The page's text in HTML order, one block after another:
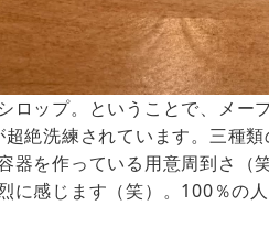
ロップ。ということで、メー
絶洗練されています。三種類
器を作っている用意周到さ（
に感じます（笑）。100％の